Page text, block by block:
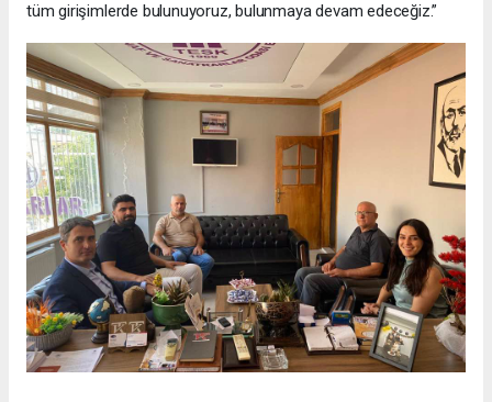
tüm girişimlerde bulunuyoruz, bulunmaya devam edeceğiz.”